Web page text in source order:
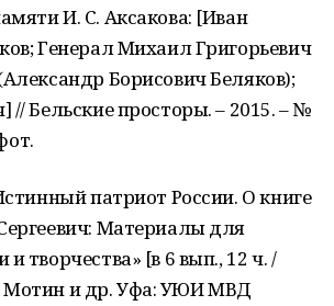
И. С. Аксакова: [Иван
Генерал Михаил Григорьевич
Борисович Беляков);
Бельские просторы. – 2015. – №
патриот России. О книге
Материалы для
творчества» [в 6 вып., 12 ч. /
Мотин и др. Уфа: УЮИ МВД